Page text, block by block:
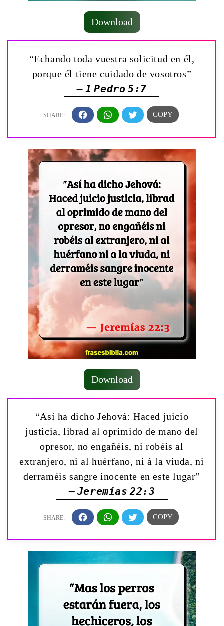
Download
“Echando toda vuestra solicitud en él,
porque él tiene cuidado de vosotros”
— 1 Pedro 5:7
Download
“Así ha dicho Jehová: Haced juicio
justicia, librad al oprimido de mano del
opresor, no engañéis, ni robéis al
extranjero, ni al huérfano, ni á la viuda, ni
derraméis sangre inocente en este lugar”
— Jeremías 22:3